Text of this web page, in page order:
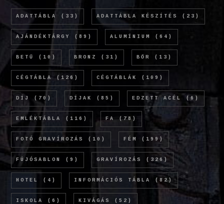
ADATTÁBLA (33) ADATTÁBLA KÉSZÍTÉS (23)
AJÁNDÉKTÁRGY (89) ALUMÍNIUM (64)
BETŰ (10) BRONZ (31) BŐR (13)
CÉGTÁBLA (126) CÉGTÁBLÁK (109)
DÍJ (70) DÍJAK (85) EDZETT ACÉL (6)
EMLÉKTÁBLA (116) FA (78)
FOTÓ GRAVÍROZÁS (10) FÉM (199)
FÚJÓSABLON (9) GRAVÍROZÁS (326)
HOTEL (4) INFORMÁCIÓS TÁBLA (82)
ISKOLA (6) KIVÁGÁS (52)